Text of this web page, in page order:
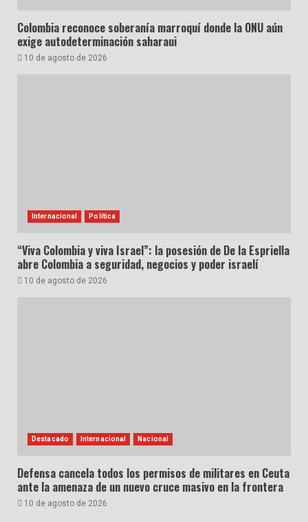
Colombia reconoce soberanía marroquí donde la ONU aún
exige autodeterminación saharaui
10 de agosto de 2026
Internacional Política
“Viva Colombia y viva Israel”: la posesión de De la Espriella
abre Colombia a seguridad, negocios y poder israelí
10 de agosto de 2026
Destacado Internacional Nacional
Defensa cancela todos los permisos de militares en Ceuta
ante la amenaza de un nuevo cruce masivo en la frontera
10 de agosto de 2026